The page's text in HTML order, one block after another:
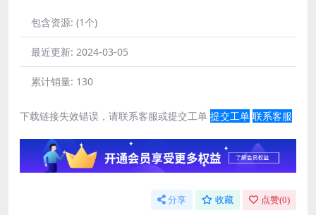
包含资源: (1个)
最近更新: 2024-03-05
累计销量: 130
下载链接失效错误，请联系客服或提交工单 提交工单 联系客服
分享 收藏 点赞(0)